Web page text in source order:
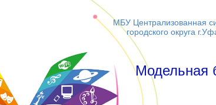
МБУ Централизованная
городского округа
Модельная